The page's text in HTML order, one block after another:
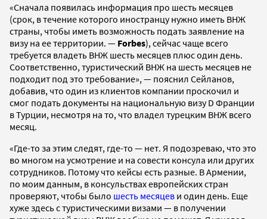
«Сначала появилась информация про шесть месяцев
(срок, в течение которого иностранцу нужно иметь ВНЖ
страны, чтобы иметь возможность подать заявление на
визу на ее территории. — Forbes), сейчас чаще всего
требуется владеть ВНЖ шесть месяцев плюс один день.
Соответственно, туристический ВНЖ на шесть месяцев не
подходит под это требование», — пояснил Сейланов,
добавив, что один из клиентов компании проскочил и
смог подать документы на национальную визу D Франции
в Турции, несмотря на то, что владел турецким ВНЖ всего
месяц.
«Где-то за этим следят, где-то — нет. Я подозреваю, что это
во многом на усмотрение и на совести консула или других
сотрудников. Потому что кейсы есть разные. В Армении,
по моим данным, в консульствах европейских стран
проверяют, чтобы было шесть месяцев и один день. Еще
хуже здесь с туристическими визами — в получении